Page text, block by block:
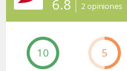
6.8 2opiniones
10 5